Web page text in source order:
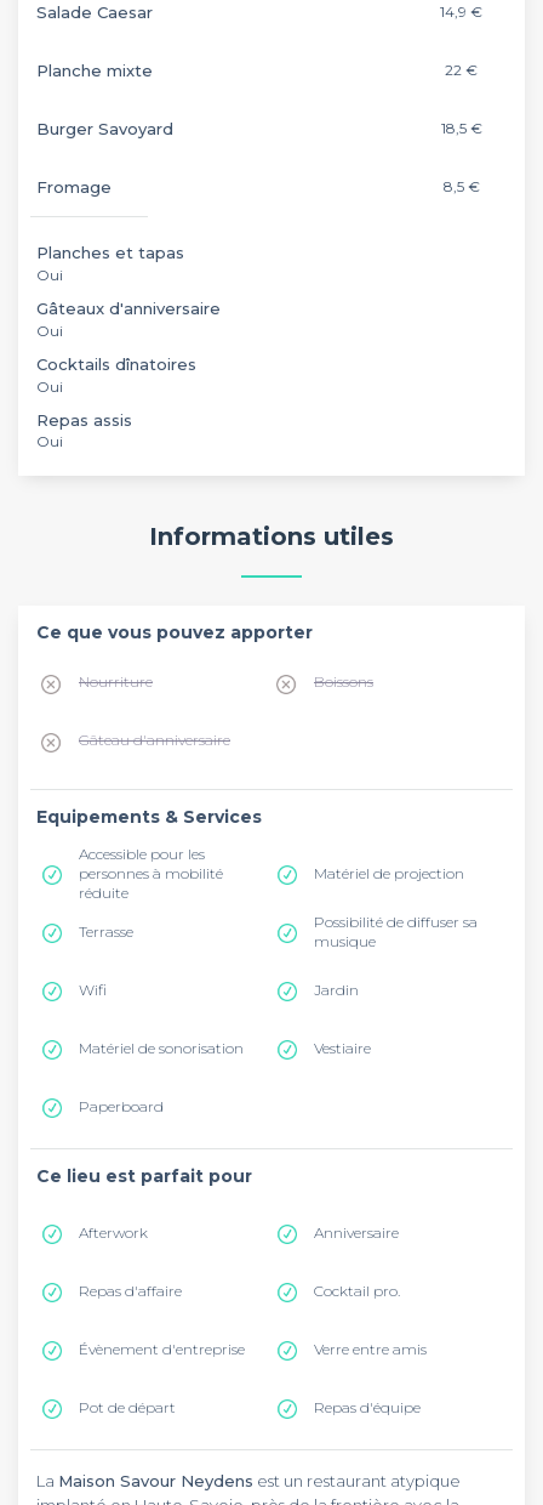
Salade Caesar 14,9 €
Planche mixte 22 €
Burger Savoyard 18,5 €
Fromage 8,5 €
Planches et tapas
Oui
Gâteaux d'anniversaire
Oui
Cocktails dînatoires
Oui
Repas assis
Oui
Informations utiles
Ce que vous pouvez apporter
Nourriture Boissons
Gâteau d'anniversaire
Equipements & Services
Accessible pour les
personnes à mobilité
réduite
Matériel de projection
Terrasse
Possibilité de diffuser sa
musique
Wifi Jardin
Matériel de sonorisation Vestiaire
Paperboard
Ce lieu est parfait pour
Afterwork Anniversaire
Repas d'affaire Cocktail pro.
Évènement d'entreprise Verre entre amis
Pot de départ Repas d'équipe
La Maison Savour Neydens est un restaurant atypique